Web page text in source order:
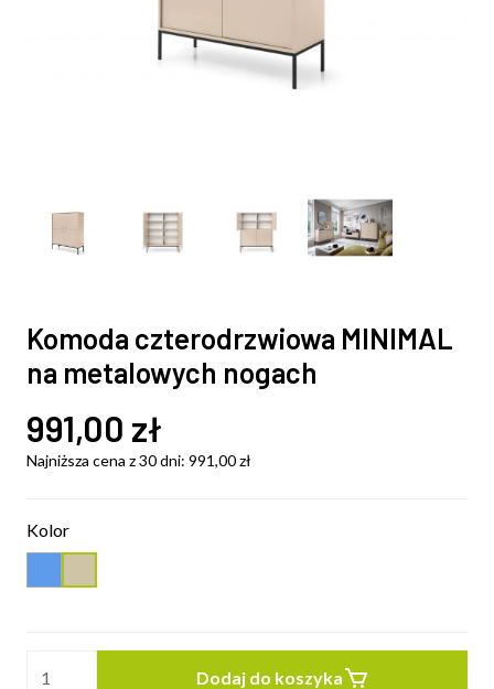
Komoda czterodrzwiowa MINIMAL
na metalowych nogach
991,00 zł
Najniższa cena z 30 dni: 991,00zł
Kolor
Dodaj do koszyka